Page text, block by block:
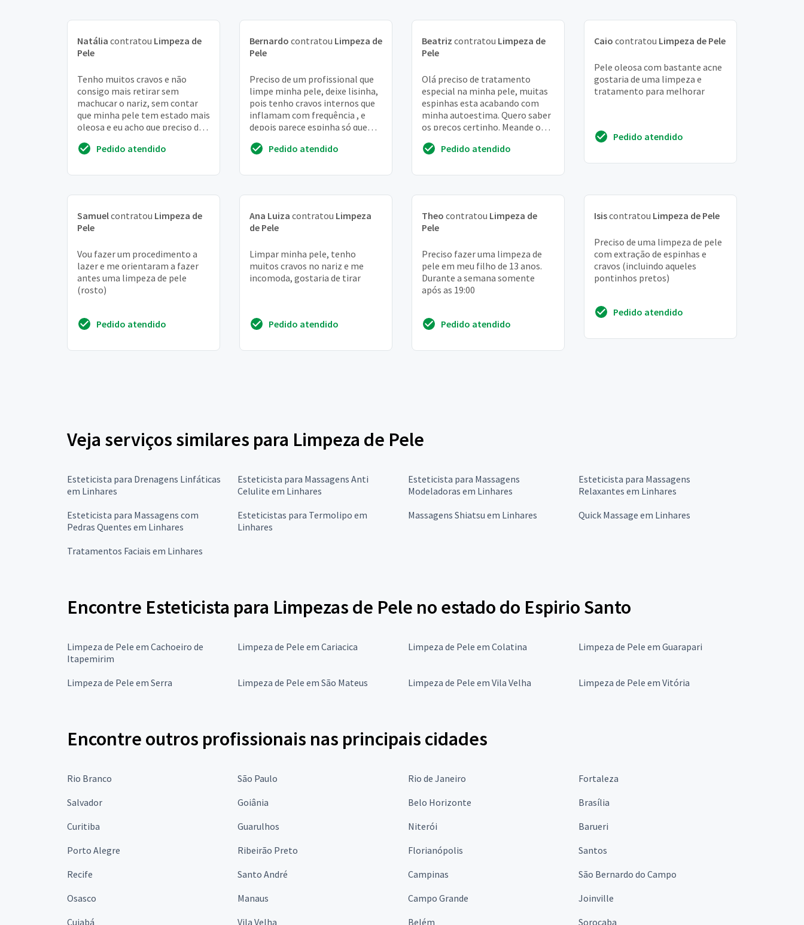
Natália contratou Limpeza de
Pele
Tenho muitos cravos e não
consigo mais retirar sem
machucar o nariz, sem contar
que minha pele tem estado mais
oleosa e eu acho que preciso de
urgentemente
Pedido atendido
Bernardo contratou Limpeza de
Pele
Preciso de um profissional que
limpe minha pele, deixe lisinha,
pois tenho cravos internos que
inflamam com frequência , e
depois parece espinha só que
rostoPedido atendido
Beatriz contratou Limpeza de
Pele
Olá preciso de tratamento
especial na minha pele, muitas
espinhas esta acabando com
minha autoestima. Quero saber
os preços certinho. Meande o
Pedido atendido
Caio contratou Limpeza de Pele
Pele oleosa com bastante acne
gostaria de uma limpeza e
tratamento para melhorar
Pedido atendido
Samuelcontratou Limpeza de
Pele
Vou fazer um procedimento a
lazer e me orientaram a fazer
antes uma limpeza de pele
(rosto)
Pedido atendido
Ana Luiza contratou Limpeza
de Pele
Limpar minha pele, tenho
muitos cravos no nariz e me
incomoda, gostaria de tirar
Pedido atendido
Theo contratou Limpeza de
Pele
Preciso fazer uma limpeza de
pele em meu filho de 13 anos.
Durante a semana somente
após as 19:00
Pedido atendido
Isiscontratou Limpeza de Pele
Preciso de uma limpeza de pele
com extração de espinhas e
cravos (incluindo aqueles
pontinhos pretos)
Pedido atendido
Veja serviços similares para Limpeza de Pele
Esteticista para Drenagens Linfáticas
em Linhares
Esteticista para Massagens Anti
Celulite em Linhares
Esteticista para Massagens
Modeladoras em Linhares
Esteticista para Massagens
Relaxantes em Linhares
Esteticista para Massagens com
Pedras Quentes em Linhares
Esteticistas para Termolipo em
Linhares
Massagens Shiatsu em Linhares Quick Massage em Linhares
Tratamentos Faciais em Linhares
Encontre Esteticista para Limpezas de Pele no estado do Espirio Santo
Limpeza de Pele em Cachoeiro de
Itapemirim
Limpeza de Pele em Cariacica Limpeza de Pele em Colatina Limpeza de Pele em Guarapari
Limpeza de Pele em Serra Limpeza de Pele em São Mateus Limpeza de Pele em Vila Velha Limpeza de Pele em Vitória
Encontre outros profissionais nas principais cidades
Rio Branco São Paulo Rio de Janeiro
Fortaleza
Salvador
Goiânia Belo Horizonte
Brasília
Curitiba
Guarulhos Niterói
Barueri
Porto Alegre
Ribeirão Preto Florianópolis
Santos
Recife
Santo André Campinas
São Bernardo do Campo
Osasco
Manaus Campo Grande
Joinville
Cuiabá
Vila Velha Belém Sorocaba